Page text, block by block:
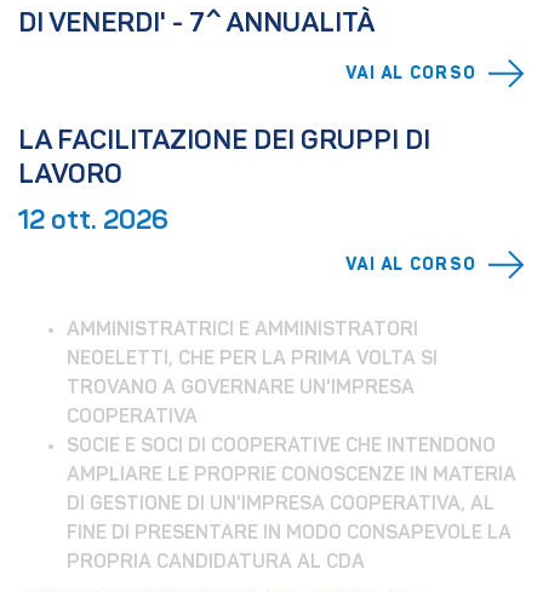
DI VENERDI' - 7^ ANNUALITÀ
VAI AL CORSO
LA FACILITAZIONE DEI GRUPPI DI
LAVORO
12 ott. 2026
VAI AL CORSO
AMMINISTRATRICI E AMMINISTRATORI
NEOELETTI, CHE PER LA PRIMA VOLTA SI
TROVANO A GOVERNARE UN'IMPRESA
COOPERATIVA
SOCIE E SOCI DI COOPERATIVE CHE INTENDONO
AMPLIARE LE PROPRIE CONOSCENZE IN MATERIA
DI GESTIONE DI UN'IMPRESA COOPERATIVA, AL
FINE DI PRESENTARE IN MODO CONSAPEVOLE LA
PROPRIA CANDIDATURA AL CDA